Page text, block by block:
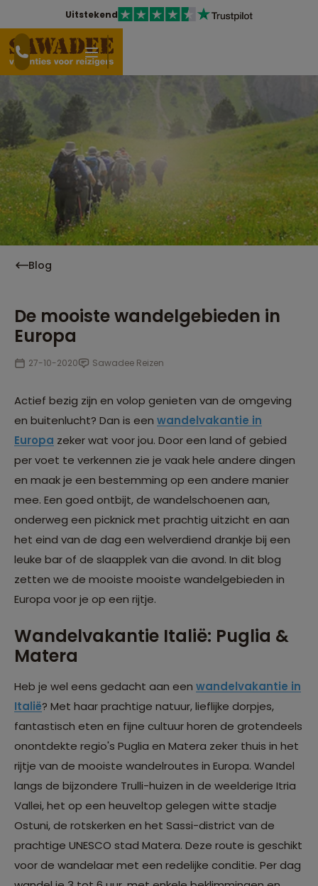
Uitstekend
Blog
De mooiste wandelgebieden in
Europa
27-10-2020 Sawadee Reizen
Actief bezig zijn en volop genieten van de omgeving
en buitenlucht? Dan is een wandelvakantie in
Europa zeker wat voor jou. Door een land of gebied
per voet te verkennen zie je vaak hele andere dingen
en maak je een bestemming op een andere manier
mee. Een goed ontbijt, de wandelschoenen aan,
onderweg een picknick met prachtig uitzicht en aan
het eind van de dag een welverdiend drankje bij een
leuke bar of de slaapplek van die avond. In dit blog
zetten we de mooiste mooiste wandelgebieden in
Europa voor je op een rijtje.
Wandelvakantie Italië: Puglia &
Matera
Heb je wel eens gedacht aan een wandelvakantie in
Italië? Met haar prachtige natuur, lieflijke dorpjes,
fantastisch eten en fijne cultuur horen de grotendeels
onontdekte regio's Puglia en Matera zeker thuis in het
rijtje van de mooiste wandelroutes in Europa. Wandel
langs de bijzondere Trulli-huizen in de weelderige Itria
Vallei, het op een heuveltop gelegen witte stadje
Ostuni, de rotskerken en het Sassi-district van de
prachtige UNESCO stad Matera. Deze route is geschikt
voor de wandelaar met een redelijke conditie. Per dag